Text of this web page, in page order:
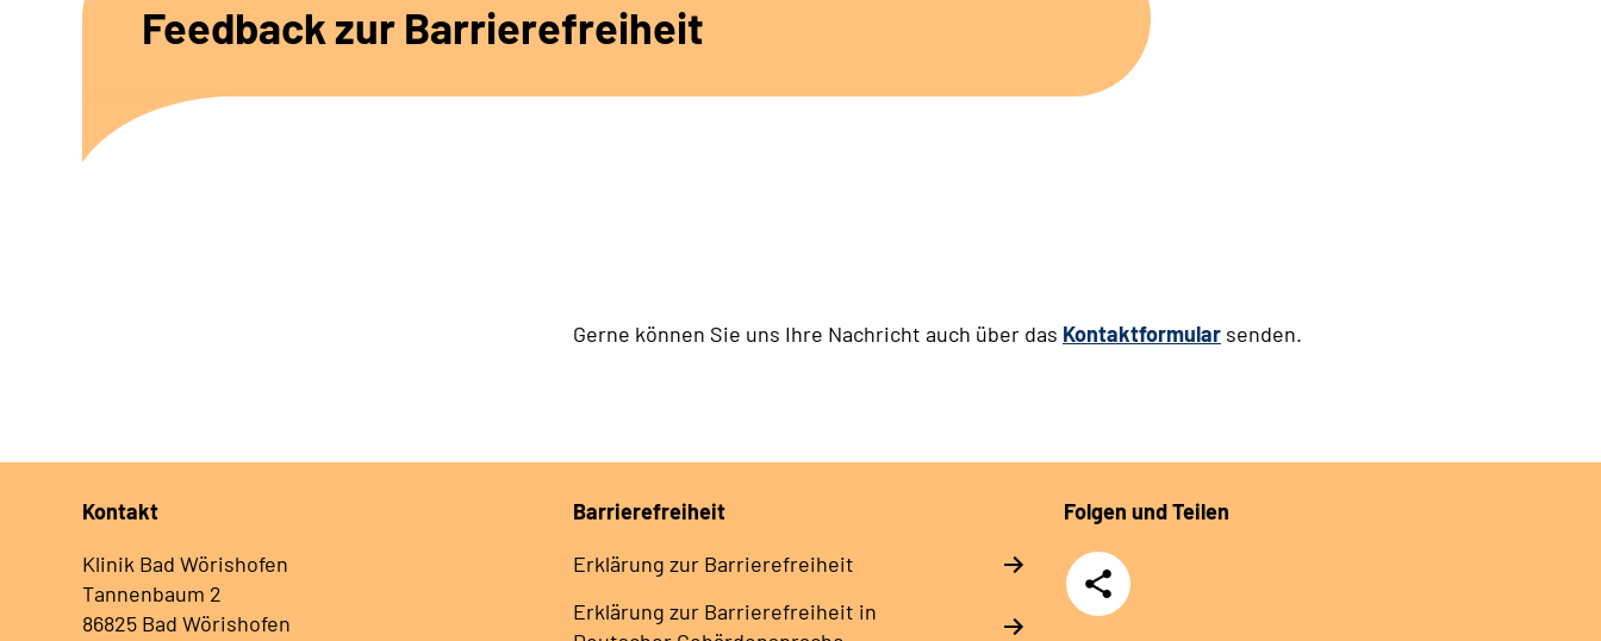
Feedback zur Barrierefreiheit
Gerne können Sie uns Ihre Nachricht auch über das Kontaktformular senden.
Kontakt
Klinik Bad Wörishofen
Tannenbaum 2
86825 Bad Wörishofen
Barrierefreiheit
Erklärung zur Barrierefreiheit
Erklärung zur Barrierefreiheit in
Folgen und Teilen
Teilen